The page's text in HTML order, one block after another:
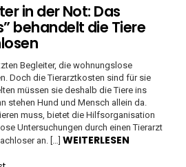
in der Not: Das
behandelt die Tiere
Begleiter, die wohnungslose
Doch die Tierarztkosten sind für sie
müssen sie deshalb die Tiere ins
stehen Hund und Mensch allein da.
muss, bietet die Hilfsorganisation
Untersuchungen durch einen Tierarzt
an. […] WEITERLESEN